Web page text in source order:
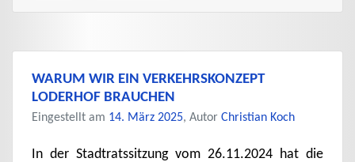
WARUM WIR EIN VERKEHRSKONZEPT
LODERHOF BRAUCHEN
Eingestellt am 14. März 2025, Autor Christian Koch
In der Stadtratssitzung vom 26.11.2024 hat die